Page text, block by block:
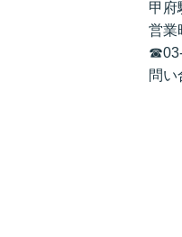
甲府
営業
☎
問い